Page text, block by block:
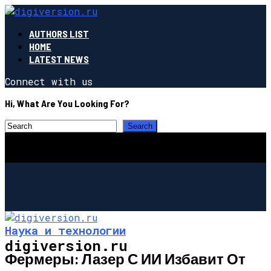
AUTHORS LIST
HOME
LATEST NEWS
Connect with us
Hi, What Are You Looking For?
digiversion.ru
Наука и технологии
Фермеры: Лазер С ИИ Избавит От